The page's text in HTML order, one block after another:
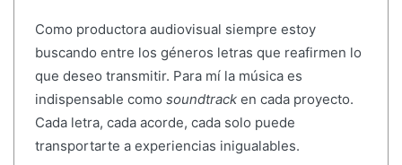
Como productora audiovisual siempre estoy
buscando entre los géneros letras que reafirmen lo
que deseo transmitir. Para mí la música es
indispensable como soundtracken cada proyecto.
Cada letra, cada acorde, cada solo puede
transportarte a experiencias inigualables.